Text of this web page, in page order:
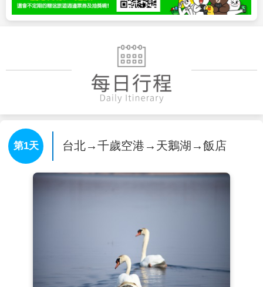
第1天 台北→千歲空港→天鵝湖→飯店